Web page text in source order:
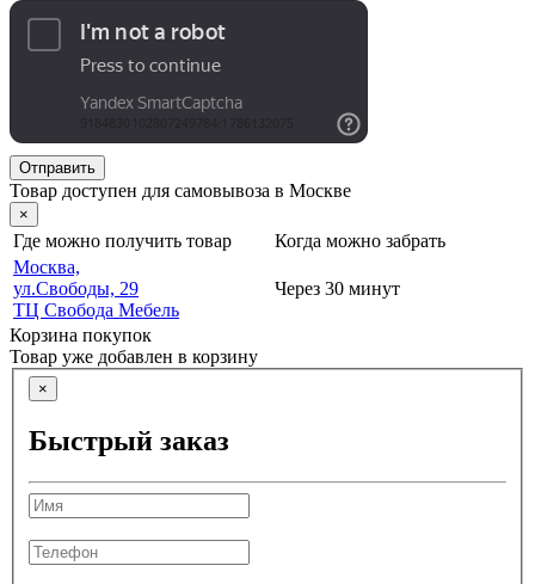
Отправить
Товар доступен для самовывоза в Москве
×
Где можно получить товар
Когда можно забрать
Москва,
ул.Свободы, 29
ТЦ Свобода Мебель
Через 30 минут
Корзина покупок
Товар уже добавлен в корзину
×
Быстрый заказ